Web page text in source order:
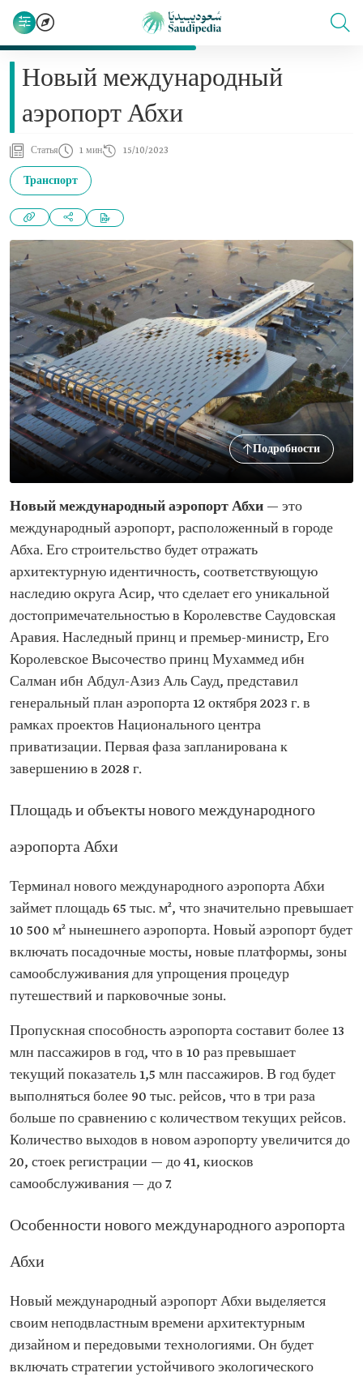
Новый международный
аэропорт Абхи
Статья 1 мин 15/10/2023
Транспорт
Подробности
Новый международный аэропорт Абхи — это
международный аэропорт, расположенный в городе
Абха. Его строительство будет отражать
архитектурную идентичность, соответствующую
наследию округа Асир, что сделает его уникальной
достопримечательностью в Королевстве Саудовская
Аравия. Наследный принц и премьер-министр, Его
Королевское Высочество принц Мухаммед ибн
Салман ибн Абдул-Азиз Аль Сауд, представил
генеральный план аэропорта 12 октября 2023 г. в
рамках проектов Национального центра
приватизации. Первая фаза запланирована к
завершению в 2028 г.
Площадь и объекты нового международного
аэропорта Абхи
Терминал нового международного аэропорта Абхи
займет площадь 65 тыс. м², что значительно превышает
10 500 м² нынешнего аэропорта. Новый аэропорт будет
включать посадочные мосты, новые платформы, зоны
самообслуживания для упрощения процедур
путешествий и парковочные зоны.
Пропускная способность аэропорта составит более 13
млн пассажиров в год, что в 10 раз превышает
текущий показатель 1,5 млн пассажиров. В год будет
выполняться более 90 тыс. рейсов, что в три раза
больше по сравнению с количеством текущих рейсов.
Количество выходов в новом аэропорту увеличится до
20, стоек регистрации — до 41, киосков
самообслуживания — до 7.
Особенности нового международного аэропорта
Абхи
Новый международный аэропорт Абхи выделяется
своим неподвластным времени архитектурным
дизайном и передовыми технологиями. Он будет
включать стратегии устойчивого экологического